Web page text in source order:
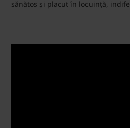
sănătos și placut în locuință,